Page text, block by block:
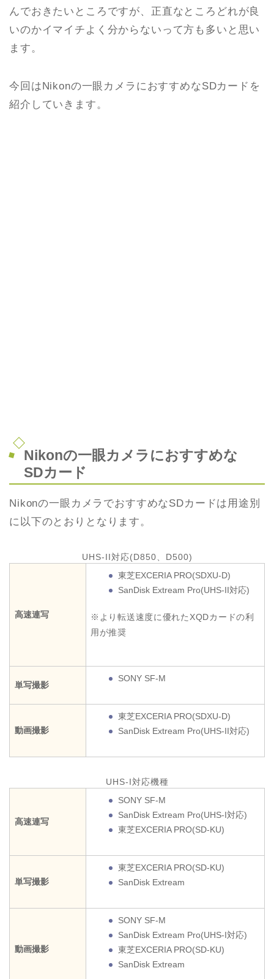
んでおきたいところですが、正直なところどれが良
いのかイマイチよく分からないって方も多いと思い
ます。
今回はNikonの一眼カメラにおすすめなSDカードを
紹介していきます。
Nikonの一眼カメラにおすすめな
SDカード
Nikonの一眼カメラでおすすめなSDカードは用途別
に以下のとおりとなります。
UHS-II対応(D850、D500)
高速連写
東芝EXCERIA PRO(SDXU-D)
SanDisk Extream Pro(UHS-II対応)
※より転送速度に優れたXQDカードの利
用が推奨
単写撮影
SONY SF-M
動画撮影
東芝EXCERIA PRO(SDXU-D)
SanDisk Extream Pro(UHS-II対応)
UHS-I対応機種
高速連写
SONY SF-M
SanDisk Extream Pro(UHS-I対応)
東芝EXCERIA PRO(SD-KU)
単写撮影
東芝EXCERIA PRO(SD-KU)
SanDisk Extream
動画撮影
SONY SF-M
SanDisk Extream Pro(UHS-I対応)
東芝EXCERIA PRO(SD-KU)
SanDisk Extream